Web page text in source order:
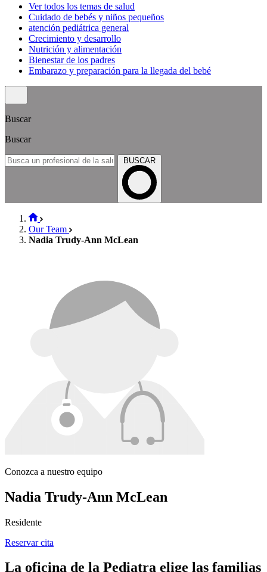
Ver todos los temas de salud
Cuidado de bebés y niños pequeños
atención pediátrica general
Crecimiento y desarrollo
Nutrición y alimentación
Bienestar de los padres
Embarazo y preparación para la llegada del bebé
Buscar
Buscar
BUSCAR
Our Team
Nadia Trudy-Ann McLean
Conozca a nuestro equipo
Nadia Trudy-Ann McLean
Residente
Reservar cita
La oficina de la Pediatra elige las familias